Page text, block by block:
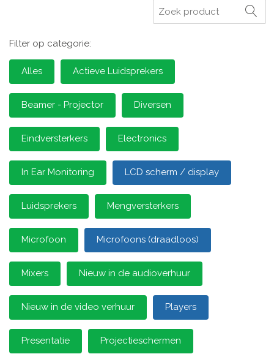
Zoeken
Filter op categorie:
Alles Actieve Luidsprekers
Beamer - Projector Diversen
Eindversterkers Electronics
In Ear Monitoring LCD scherm / display
Luidsprekers Mengversterkers
Microfoon Microfoons (draadloos)
Mixers Nieuw in de audioverhuur
Nieuw in de video verhuur Players
Presentatie Projectieschermen